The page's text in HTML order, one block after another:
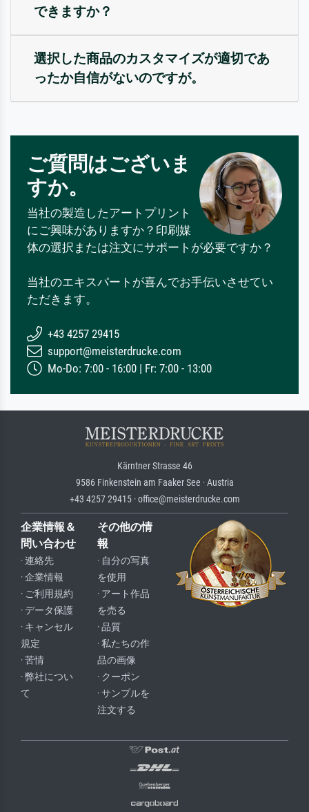
できますか？
選択した商品のカスタマイズが適切であ
ったか自信がないのですが。
ご質問はございま
すか。
当社の製造したアートプリント
にご興味がありますか？印刷媒
体の選択または注文にサポートが必要ですか？
当社のエキスパートが喜んでお手伝いさせてい
ただきます。
+43 4257 29415
support@meisterdrucke.com
Mo-Do: 7:00 - 16:00 | Fr: 7:00 - 13:00
Kärntner Strasse 46
9586 Finkenstein am Faaker See · Austria
+43 4257 29415 · office@meisterdrucke.com
企業情報＆
問い合わせ
· 連絡先
· 企業情報
· ご利用規約
· データ保護
· キャンセル
規定
· 苦情
· 弊社につい
て
その他の情
報
· 自分の写真
を使用
· アート作品
を売る
· 品質
· 私たちの作
品の画像
· クーポン
· サンプルを
注文する